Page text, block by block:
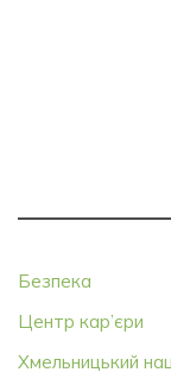
Безпека
Центр кар’єри
Хмельницький